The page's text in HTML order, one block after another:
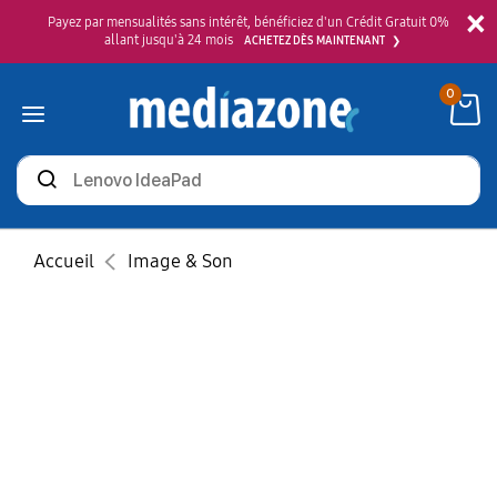
×
Payez par mensualités sans intérêt, bénéficiez d'un Crédit Gratuit 0%
allant jusqu'à 24 mois
ACHETEZ DÈS MAINTENANT
Rechercher
des
produits
0
Accueil Image & Son